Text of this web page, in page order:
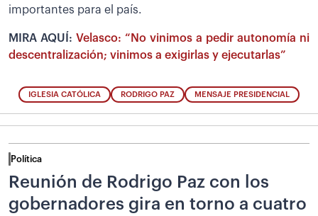
importantes para el país.
MIRA AQUÍ: Velasco: “No vinimos a pedir autonomía ni
descentralización; vinimos a exigirlas y ejecutarlas”
IGLESIA CATÓLICA RODRIGO PAZ MENSAJE PRESIDENCIAL
Política
Reunión de Rodrigo Paz con los
gobernadores gira en torno a cuatro